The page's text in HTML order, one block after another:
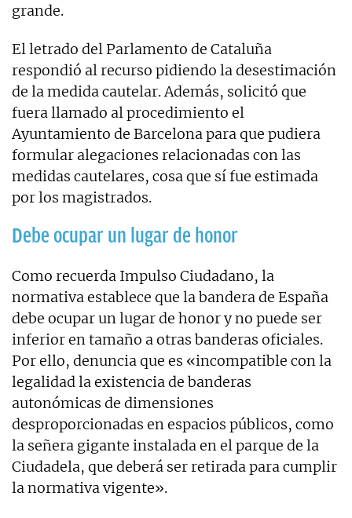
grande.
El letrado del Parlamento de Cataluña
respondió al recurso pidiendo la desestimación
de la medida cautelar. Además, solicitó que
fuera llamado al procedimiento el
Ayuntamiento de Barcelona para que pudiera
formular alegaciones relacionadas con las
medidas cautelares, cosa que sí fue estimada
por los magistrados.
Debe ocupar un lugar de honor
Como recuerda Impulso Ciudadano, la
normativa establece que la bandera de España
debe ocupar un lugar de honor y no puede ser
inferior en tamaño a otras banderas oficiales.
Por ello, denuncia que es «incompatible con la
legalidad la existencia de banderas
autonómicas de dimensiones
desproporcionadas en espacios públicos, como
la señera gigante instalada en el parque de la
Ciudadela, que deberá ser retirada para cumplir
la normativa vigente».